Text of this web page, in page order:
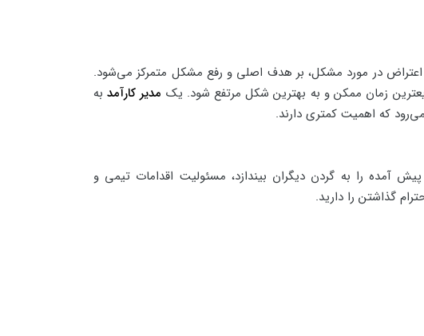
در مورد مشکل، بر هدف اصلی و رفع مشکل متمرکز می‌شود.
زمان ممکن و به بهترین شکل مرتفع شود. یک مدیر کارآمدبه
که اهمیت کمتری دارند.
آمده را به گردن دیگران بیندازد، مسئولیت اقدامات تیمی و
گذاشتن را دارید.